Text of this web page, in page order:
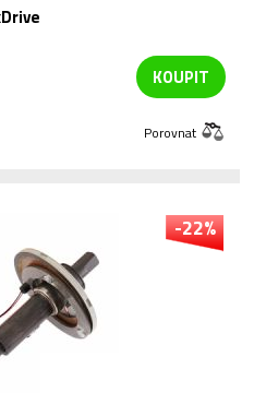
KOUPIT
Porovnat
-22%